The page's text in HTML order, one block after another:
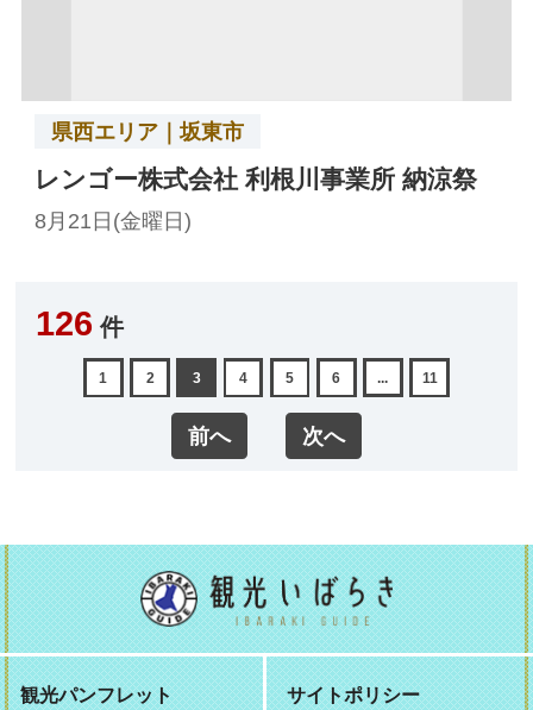
県西エリア｜坂東市
レンゴー株式会社 利根川事業所 納涼祭
8月21日(金曜日)
126 件
前へ
1 2 3 4 5 6 ... 11
次へ
観光パンフレット サイトポリシー